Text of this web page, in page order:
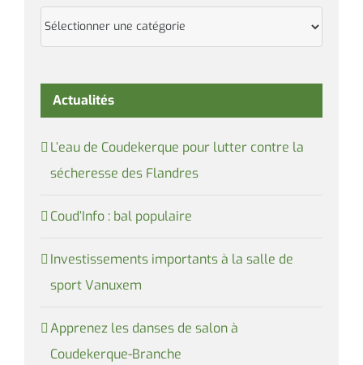
Catégories
Actualités
L’eau de Coudekerque pour lutter contre la
sécheresse des Flandres
Coud’Info : bal populaire
Investissements importants à la salle de
sport Vanuxem
Apprenez les danses de salon à
Coudekerque-Branche